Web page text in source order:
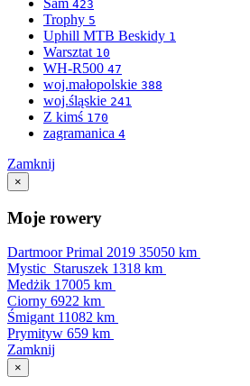
423
Trophy 5
Uphill MTB Beskidy 1
Warsztat 10
WH-R500 47
woj.małopolskie 388
woj.śląskie 241
Z kimś 170
zagramanica 4
Zamknij
×
Moje rowery
Dartmoor Primal 2019 35050 km
Mystic_Staruszek 1318 km
Medżik 17005 km
Ciorny 6922 km
Śmigant 11082 km
Prymityw 659 km
Zamknij
×